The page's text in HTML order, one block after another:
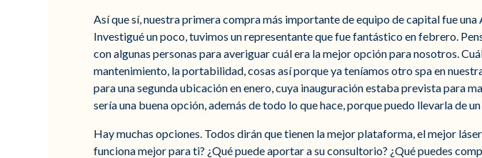
Así que sí, nuestra primera compra más importante de equipo de capital fue
Investigué un poco, tuvimos un representante que fue fantástico en febrero.
con algunas personas para averiguar cuál era la mejor opción para nosotros.
mantenimiento, la portabilidad, cosas así porque ya teníamos otro spa en
para una segunda ubicación en enero, cuya inauguración estaba prevista para
sería una buena opción, además de todo lo que hace, porque puedo llevarla de
Hay muchas opciones. Todos dirán que tienen la mejor plataforma, el mejor
funciona mejor para ti? ¿Qué puede aportar a su consultorio? ¿Qué puedes